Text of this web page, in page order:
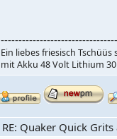
Ein liebes friesisch
mit Akku 48 Volt Lithium
RE: Quaker Quick